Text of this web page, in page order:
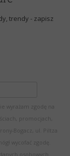
trendy - zapisz
wyrażam zgodę na
promocjach,
Bogacz, ul. Piltza
wycofać zgodę.
osobowych.